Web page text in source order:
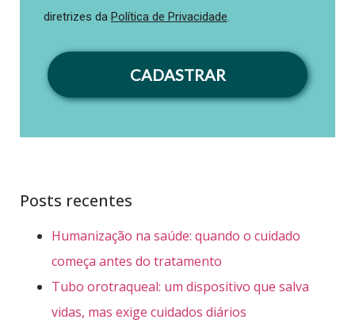
diretrizes da Política de Privacidade.
CADASTRAR
Posts recentes
Humanização na saúde: quando o cuidado
começa antes do tratamento
Tubo orotraqueal: um dispositivo que salva
vidas, mas exige cuidados diários